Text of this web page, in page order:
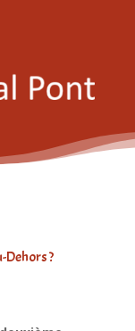
Dehors ?